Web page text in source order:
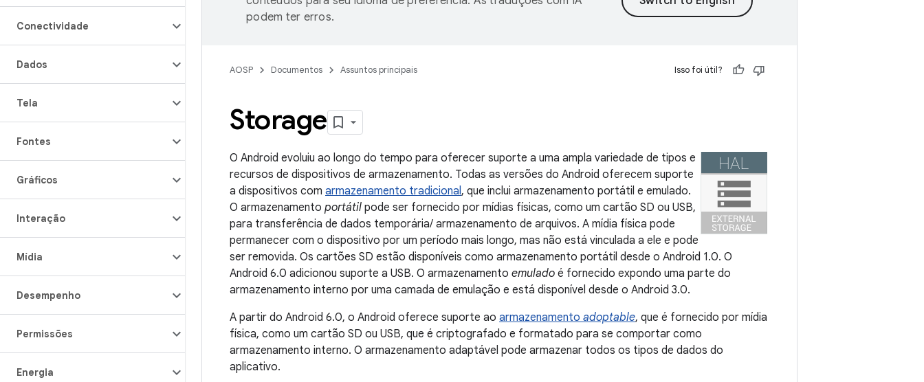
Conectividade
Dados
Tela
Fontes
Gráficos
Interação
Mídia
Desempenho
Permissões
Energia
podem ter erros.
AOSP Documentos Assuntos principais Isso foi útil?
Storage
O Android evoluiu ao longo do tempo para oferecer suporte a uma ampla variedade de tipos e
recursos de dispositivos de armazenamento. Todas as versões do Android oferecem suporte
a dispositivos com armazenamento tradicional, que inclui armazenamento portátil e emulado.
O armazenamento portátil pode ser fornecido por mídias físicas, como um cartão SD ou USB,
para transferência de dados temporária/ armazenamento de arquivos. A mídia física pode
permanecer com o dispositivo por um período mais longo, mas não está vinculada a ele e pode
ser removida. Os cartões SD estão disponíveis como armazenamento portátil desde o Android 1.0. O
Android 6.0 adicionou suporte a USB. O armazenamento emulado é fornecido expondo uma parte do
armazenamento interno por uma camada de emulação e está disponível desde o Android 3.0.
A partir do Android 6.0, o Android oferece suporte ao armazenamento adoptable, que é fornecido por mídia
física, como um cartão SD ou USB, que é criptografado e formatado para se comportar como
armazenamento interno. O armazenamento adaptável pode armazenar todos os tipos de dados do
aplicativo.